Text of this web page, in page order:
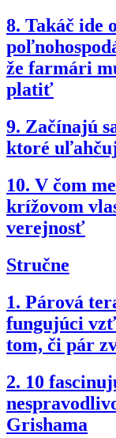
8. Takáč ide
že farmári
platiť
9. Začínajú
ktoré
10. V čom
krížovom
verejnosť
Stručne
1. Párová
fungujúci
tom, či pár
2. 10
Grishama